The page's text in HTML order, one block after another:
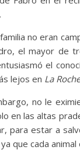
no eran
el mayor de
el
lejos en La Roche
no le
en las altas
para estar a
que cada